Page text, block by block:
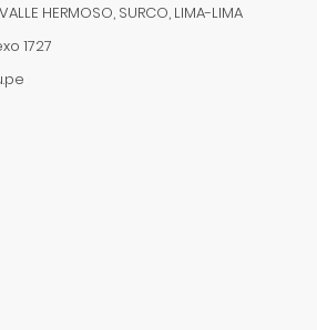
HERMOSO, SURCO, LIMA-LIMA
1727